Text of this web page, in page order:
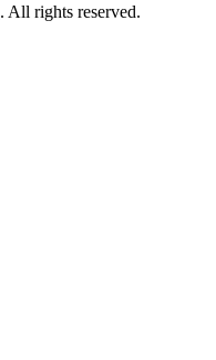
. All rights reserved.